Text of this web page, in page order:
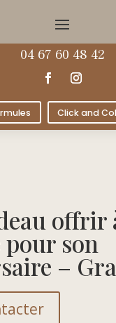
04 67 60 48 42
Click and
offrir
son
–